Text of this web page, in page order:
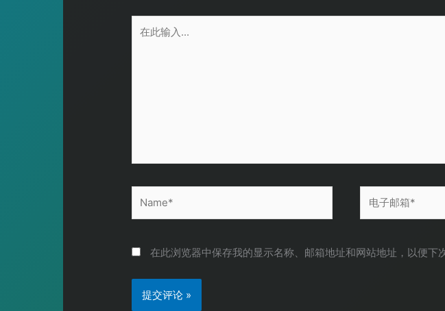
子
*
在此浏览器中保存我的显示名称、邮箱地址和网站地址，以便下